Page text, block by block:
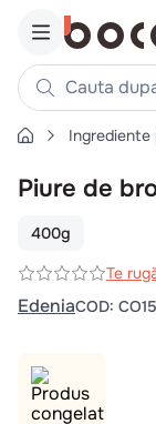
Cauta dupa
Căutări populare
1. cartofi
piept pui
4
chifle
. coaste
. aripi
Piure de
400g
Te
EdeniaCOD: